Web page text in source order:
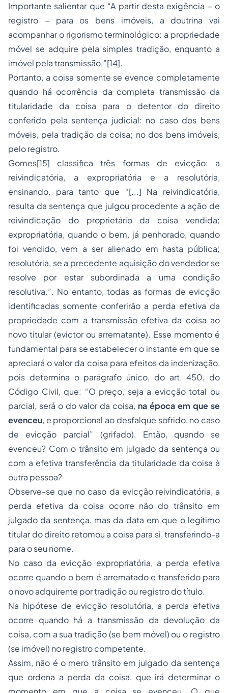
Importante salientar que “A partir desta exigência – o
registro – para os bens imóveis, a doutrina vai
acompanhar o rigorismo terminológico: a propriedade
móvel se adquire pela simplestradição, enquanto a
imóvel pelatransmissão.”[14].
Portanto, a coisa somente se evence completamente
quando há ocorrência da completa transmissão da
titularidade da coisa para o detentor do direito
conferido pela sentença judicial: no caso dos bens
móveis, pela tradição da coisa; no dos bens imóveis,
pelo registro.
Gomes[15] classifica três formas de evicção: a
reivindicatória, a expropriatória e a resolutória,
ensinando, para tanto que “[...] Na reivindicatória,
resulta da sentença que julgou procedente a ação de
reivindicação do proprietário da coisa vendida;
expropriatória, quando o bem, já penhorado, quando
foi vendido, vem a ser alienado em hasta pública;
resolutória, se a precedente aquisição do vendedor se
resolve por estar subordinada a uma condição
resolutiva.”. No entanto, todas as formas de evicção
identificadas somente conferirão a perda efetiva da
propriedade com a transmissão efetiva da coisa ao
novo titular (evictor ou arrematante). Esse momento é
fundamental para se estabelecer o instante em que se
apreciará o valor da coisa para efeitos da indenização,
pois determina o parágrafo único, do art. 450, do
Código Civil, que: “O preço, seja a evicção total ou
parcial, será o do valor da coisa, na época em que se
evenceu, e proporcional ao desfalque sofrido, no caso
de evicção parcial” (grifado). Então, quando se
evenceu? Com o trânsito em julgado da sentença ou
com a efetiva transferência da titularidade da coisa à
outra pessoa?
Observe-se que no caso da evicção reivindicatória, a
perda efetiva da coisa ocorre não do trânsito em
julgado da sentença, mas da data em que o legítimo
titular do direito retomou a coisa para si, transferindo-a
para o seu nome.
No caso da evicção expropriatória, a perda efetiva
ocorre quando o bem é arrematado e transferido para
o novo adquirente por tradição ou registro do título.
Na hipótese de evicção resolutória, a perda efetiva
ocorre quando há a transmissão da devolução da
coisa, com a sua tradição (se bem móvel) ou o registro
(se imóvel) no registro competente.
Assim, não é o mero trânsito em julgado da sentença
que ordena a perda da coisa, que irá determinar o